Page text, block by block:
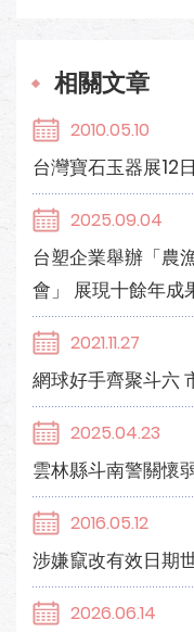
相關文章
2010.05.10
台灣寶石玉器展12
2025.09.04
台塑企業舉辦「農
會」 展現十餘年成
2021.11.27
網球好手齊聚斗六
2025.04.23
雲林縣斗南警關懷
2016.05.12
涉嫌竄改有效日期
2026.06.14